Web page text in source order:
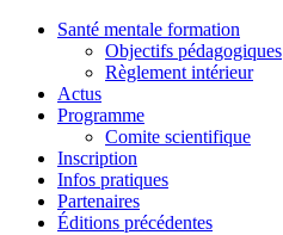
Santé mentale formation
Objectifs pédagogiques
Règlement intérieur
Actus
Programme
Comite scientifique
Inscription
Infos pratiques
Partenaires
Éditions précédentes